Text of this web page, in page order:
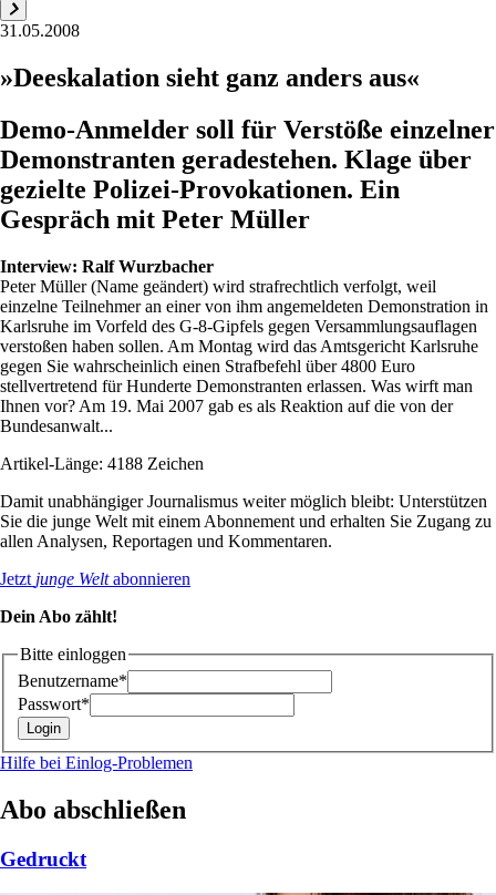
31.05.2008
»Deeskalation sieht ganz anders aus«
Demo-Anmelder soll für Verstöße einzelner
Demonstranten geradestehen. Klage über
gezielte Polizei-Provokationen. Ein
Gespräch mit Peter Müller
Interview: Ralf Wurzbacher
Peter Müller (Name geändert) wird strafrechtlich verfolgt, weil
einzelne Teilnehmer an einer von ihm angemeldeten Demonstration in
Karlsruhe im Vorfeld des G-8-Gipfels gegen Versammlungsauflagen
verstoßen haben sollen. Am Montag wird das Amtsgericht Karlsruhe
gegen Sie wahrscheinlich einen Strafbefehl über 4800 Euro
stellvertretend für Hunderte Demonstranten erlassen. Was wirft man
Ihnen vor? Am 19. Mai 2007 gab es als Reaktion auf die von der
Bundesanwalt...
Artikel-Länge: 4188 Zeichen
Damit unabhängiger Journalismus weiter möglich bleibt: Unterstützen
Sie die junge Welt mit einem Abonnement und erhalten Sie Zugang zu
allen Analysen, Reportagen und Kommentaren.
Jetzt junge Weltabonnieren
Dein Abo zählt!
Bitte einloggen
Benutzername*
Passwort*
Hilfe bei Einlog-Problemen
Abo abschließen
Gedruckt